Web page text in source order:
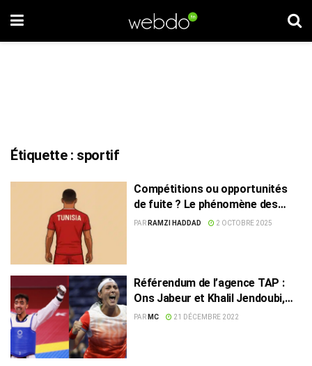
Étiquette : sportif
Compétitions ou opportunités
de fuite ? Le phénomène des
sportifs tunisiens en exil
PAR RAMZI HADDAD 2 OCTOBRE 2025
Référendum de l’agence TAP :
Ons Jabeur et Khalil Jendoubi,
élus meilleurs sportifs de l’année
PAR MC 21 DÉCEMBRE 2022